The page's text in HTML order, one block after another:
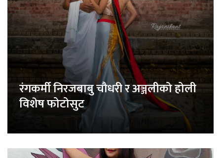
रंगकर्मी निरजबाबु चौधरी र अञ्जलीको होली
विशेष फोटोसुट